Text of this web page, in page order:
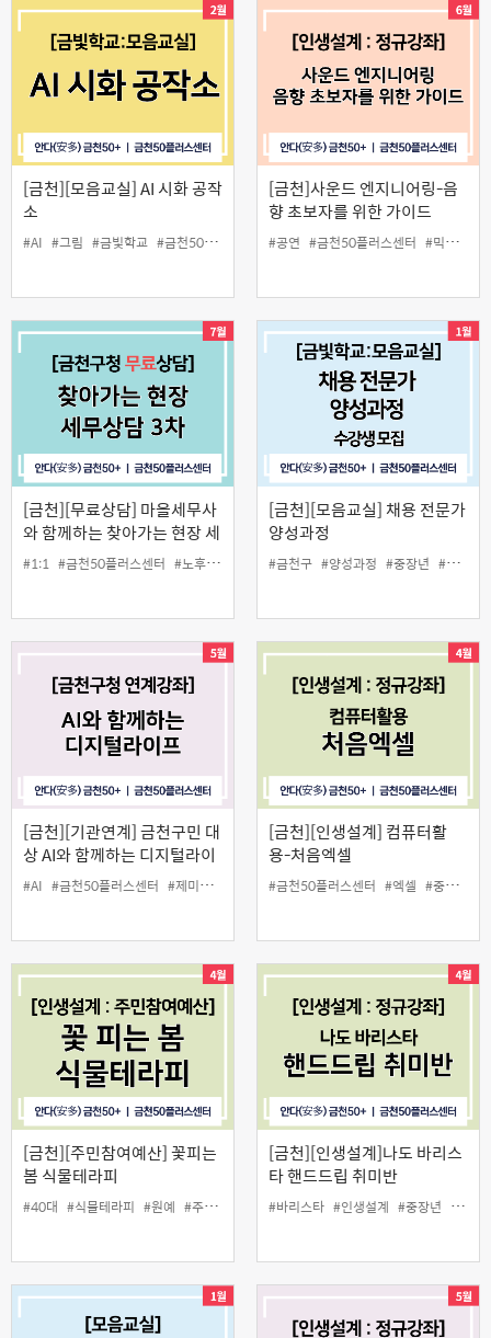
[금천][모음교실] AI 시화 공작
소
#AI #그림 #금빛학교 #금천50플러스센터 #모음교실 #시 #인생설계
[금천]사운드 엔지니어링-음
향 초보자를 위한 가이드
#공연 #금천50플러스센터 #믹서
[금천][무료상담] 마을세무사
와 함께하는 찾아가는 현장 세
무상담 3차
#1:1 #금천50플러스센터 #노후준비 #상담 #세무상담 #중장년
[금천][모음교실] 채용 전문가
양성과정
#금천구 #양성과정 #중장년 #채용
[금천][기관연계] 금천구민 대
상 AI와 함께하는 디지털라이
프
#AI #금천50플러스센터 #제미나이 #중장년 #챗지피티
[금천][인생설계] 컴퓨터활
용-처음엑셀
#금천50플러스센터 #엑셀 #중장년
[금천][주민참여예산] 꽃피는
봄 식물테라피
#40대 #식물테라피 #원예 #주민참여예산 #중장년
[금천][인생설계]나도 바리스
타 핸드드립 취미반
#바리스타 #인생설계 #중장년 #핸드